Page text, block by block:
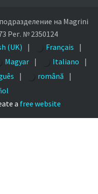
на Magrini
Рег. № 2350124
(UK) | Français
|
Magyar | Italiano
|
| română
|
a free website